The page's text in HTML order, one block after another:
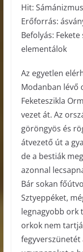
Hit: Sámánizmus
Erőforrás:
Befolyás:
elementálok
Az egyetlen
Modanban
Feketeszikla
vezet át. Az
göröngyös és
átvezető út a
de a bestiák
azonnal
Bár sokan
Sztyeppéket,
legnagyobb ork
orkok nem
fegyverszünetét